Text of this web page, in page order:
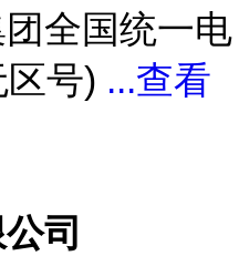
全国统一电
号) ...查看
司